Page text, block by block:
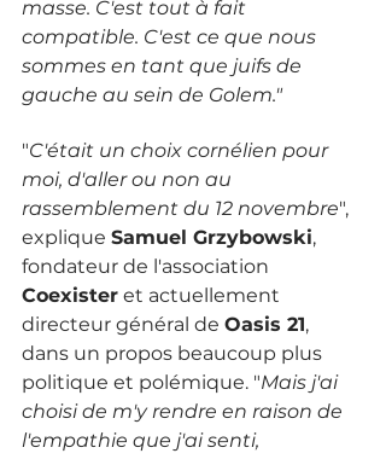
masse. C'est tout à fait
compatible. C'est ce que nous
sommes en tant que juifs de
gauche au sein de Golem."
"C'était un choix cornélien pour
moi, d'aller ou non au
rassemblement du 12 novembre",
explique Samuel Grzybowski,
fondateur de l'association
Coexister et actuellement
directeur général de Oasis 21,
dans un propos beaucoup plus
politique et polémique. "Mais j'ai
choisi de m'y rendre en raison de
l'empathie que j'ai senti,